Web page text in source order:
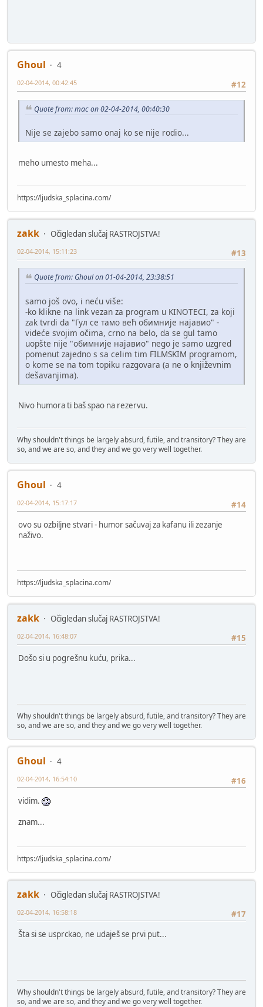
Ghoul
4
#12
02-04-2014, 00:42:45
Quote from: mac on 02-04-2014, 00:40:30
Nije se zajebo samo onaj ko se nije rodio...
meho umesto meha...
https://ljudska_splacina.com/
zakk
Očigledan slučaj RASTROJSTVA!
#13
02-04-2014, 15:11:23
Quote from: Ghoul on 01-04-2014, 23:38:51
samo još ovo, i neću više:
-ko klikne na link vezan za program u KINOTECI, za koji
zak tvrdi da "Гул се тамо већ обимније најавио" -
videće svojim očima, crno na belo, da se gul tamo
uopšte nije "обимније најавио" nego je samo uzgred
pomenut zajedno s sa celim tim FILMSKIM programom,
o kome se na tom topiku razgovara (a ne o književnim
dešavanjima).
Nivo humora ti baš spao na rezervu.
Why shouldn't things be largely absurd, futile, and transitory? They are
so, and we are so, and they and we go very well together.
Ghoul
4
#14
02-04-2014, 15:17:17
ovo su ozbiljne stvari - humor sačuvaj za kafanu ili zezanje
naživo.
https://ljudska_splacina.com/
zakk
Očigledan slučaj RASTROJSTVA!
#15
02-04-2014, 16:48:07
Došo si u pogrešnu kuću, prika...
Why shouldn't things be largely absurd, futile, and transitory? They are
so, and we are so, and they and we go very well together.
Ghoul
4
#16
02-04-2014, 16:54:10
vidim.
znam...
https://ljudska_splacina.com/
zakk
Očigledan slučaj RASTROJSTVA!
#17
02-04-2014, 16:58:18
Šta si se usprckao, ne udaješ se prvi put...
Why shouldn't things be largely absurd, futile, and transitory? They are
so, and we are so, and they and we go very well together.